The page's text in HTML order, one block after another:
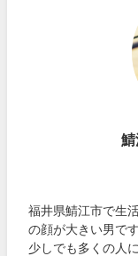
鯖
福井県鯖江市で生
の顔が大きい男です
少しでも多くの人